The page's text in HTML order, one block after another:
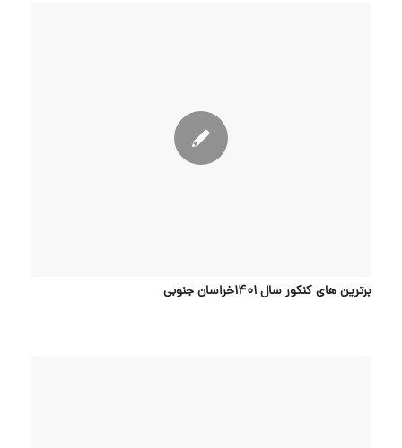
برترین های کنکور سال 1401خراسان جنوبی